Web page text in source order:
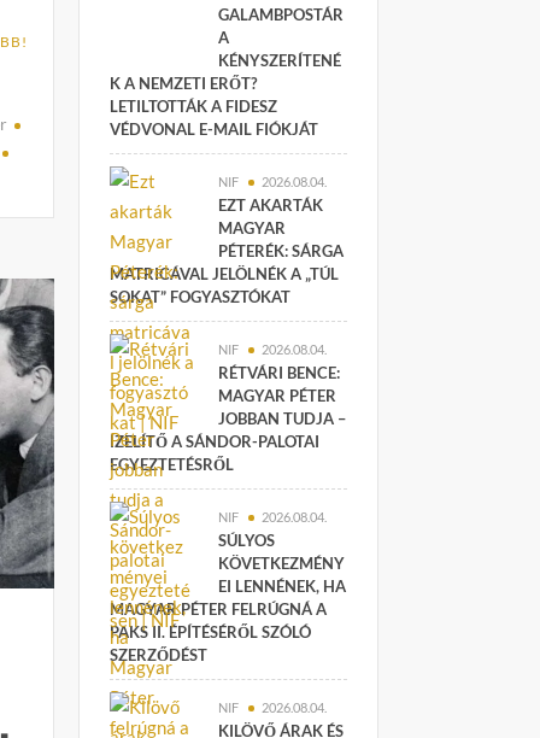
GALAMBPOSTÁR
A
KÉNYSZERÍTENÉ
K A NEMZETI ERŐT?
LETILTOTTÁK A FIDESZ
VÉDVONAL E-MAIL FIÓKJÁT
NIF 2026.08.04.
EZT AKARTÁK
MAGYAR
PÉTERÉK: SÁRGA
MATRICÁVAL JELÖLNÉK A „TÚL
SOKAT” FOGYASZTÓKAT
NIF 2026.08.04.
RÉTVÁRI BENCE:
MAGYAR PÉTER
JOBBAN TUDJA –
ÍZELÍTŐ A SÁNDOR-PALOTAI
EGYEZTETÉSRŐL
NIF 2026.08.04.
SÚLYOS
KÖVETKEZMÉNY
EI LENNÉNEK, HA
MAGYAR PÉTER FELRÚGNÁ A
PAKS II. ÉPÍTÉSÉRŐL SZÓLÓ
SZERZŐDÉST
NIF 2026.08.04.
KILÖVŐ ÁRAK ÉS